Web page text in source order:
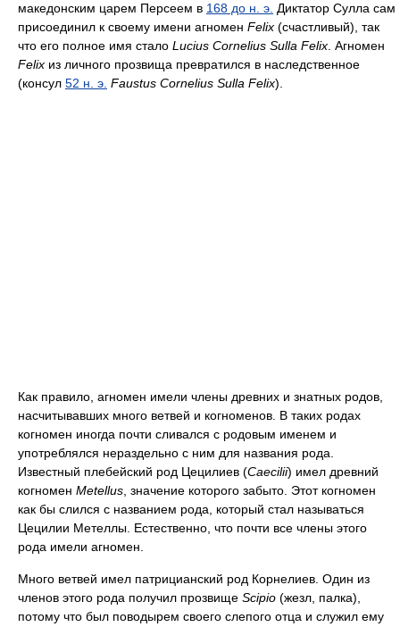
македонским царем Персеем в 168 до н. э. Диктатор Сулла сам
присоединил к своему имени агномен Felix (счастливый), так
что его полное имя стало Lucius Cornelius Sulla Felix . Агномен
Felix из личного прозвища превратился в наследственное
(консул 52 н. э. Faustus Cornelius Sulla Felix).
Как правило, агномен имели члены древних и знатных родов,
насчитывавших много ветвей и когноменов. В таких родах
когномен иногда почти сливался с родовым именем и
употреблялся нераздельно с ним для названия рода.
Известный плебейский род Цецилиев (Caecilii) имел древний
когномен Metellus , значение которого забыто. Этот когномен
как бы слился с названием рода, который стал называться
Цецилии Метеллы. Естественно, что почти все члены этого
рода имели агномен.
Много ветвей имел патрицианский род Корнелиев. Один из
членов этого рода получил прозвище Scipio (жезл, палка),
потому что был поводырем своего слепого отца и служил ему